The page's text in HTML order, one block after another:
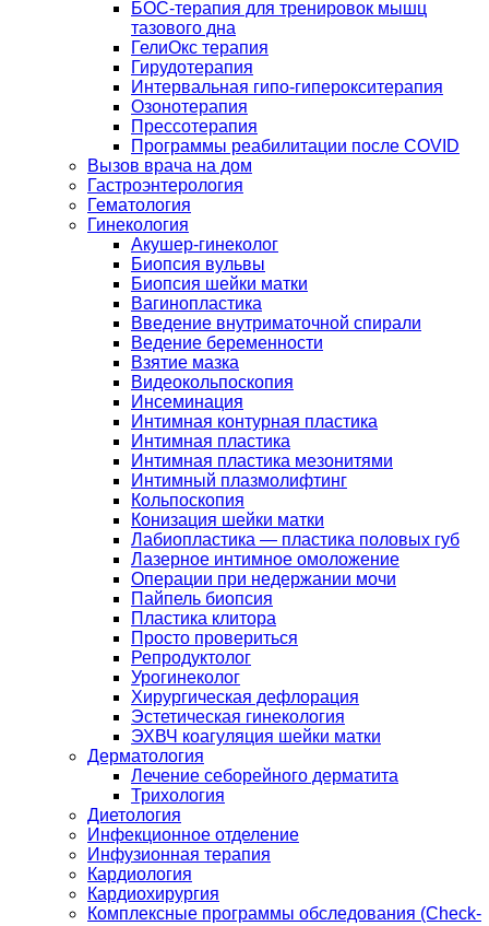
БОС-терапия для тренировок мышц
тазового дна
ГелиОкс терапия
Гирудотерапия
Интервальная гипо-гиперокситерапия
Озонотерапия
Прессотерапия
Программы реабилитации после СOVID
Вызов врача на дом
Гастроэнтерология
Гематология
Гинекология
Акушер-гинеколог
Биопсия вульвы
Биопсия шейки матки
Вагинопластика
Введение внутриматочной спирали
Ведение беременности
Взятие мазка
Видеокольпоскопия
Инсеминация
Интимная контурная пластика
Интимная пластика
Интимная пластика мезонитями
Интимный плазмолифтинг
Кольпоскопия
Конизация шейки матки
Лабиопластика — пластика половых губ
Лазерное интимное омоложение
Операции при недержании мочи
Пайпель биопсия
Пластика клитора
Просто провериться
Репродуктолог
Урогинеколог
Хирургическая дефлорация
Эстетическая гинекология
ЭХВЧ коагуляция шейки матки
Дерматология
Лечение себорейного дерматита
Трихология
Диетология
Инфекционное отделение
Инфузионная терапия
Кардиология
Кардиохирургия
Комплексные программы обследования (Check-